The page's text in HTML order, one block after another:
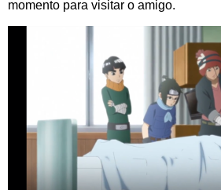
momento para visitar o amigo.